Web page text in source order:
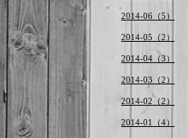
2014-06（5）
2014-05（2）
2014-04（3）
2014-03（2）
2014-02（2）
2014-01（4）